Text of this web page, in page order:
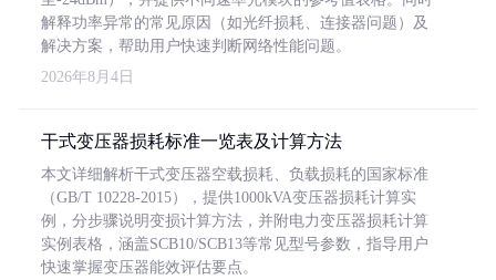
解释功率异常的常见原因（如光纤损耗、连接器问题）及
解决方案，帮助用户快速判断网络性能问题。
2026年8月4日
干式变压器损耗标准一览表及计算方法
本文详细解析干式变压器空载损耗、负载损耗的国家标准
（GB/T 10228-2015），提供1000kVA变压器损耗计算实
例，分步骤说明变损计算方法，并附电力变压器损耗计算
实例表格，涵盖SCB10/SCB13等常见型号参数，指导用户
快速掌握变压器能效评估要点。